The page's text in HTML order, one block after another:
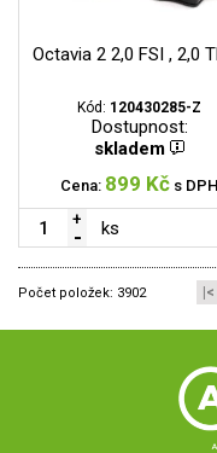
Octavia 2 2,0 FSI , 2,0
Kód: 120430285-Z
Dostupnost:
skladem
Cena: 899 Kč s DPH
ks
Počet položek: 3902 |<